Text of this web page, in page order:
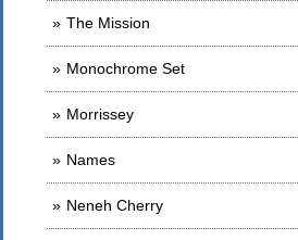
The Mission
Monochrome Set
Morrissey
Names
Neneh Cherry